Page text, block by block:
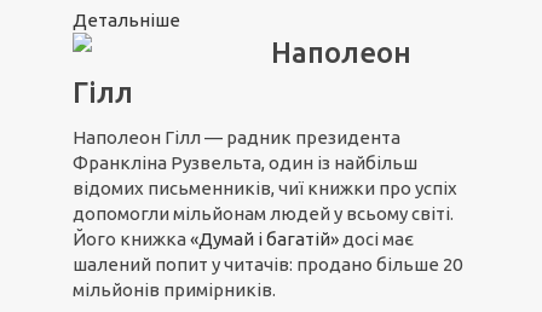
Детальніше
Наполеон
Гілл
Наполеон Гілл — радник президента
Франкліна Рузвельта, один із найбільш
відомих письменників, чиї книжки про успіх
допомогли мільйонам людей у всьому світі.
Його книжка «Думай і багатій» досі має
шалений попит у читачів: продано більше 20
мільйонів примірників.